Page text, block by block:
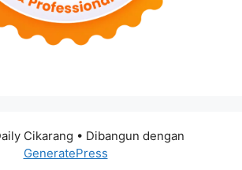
Cikarang • Dibangun dengan
GeneratePress